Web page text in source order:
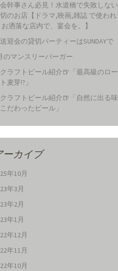
幹事さん必見！水道橋で失敗しない
のお店【ドラマ,映画,雑誌 で使われ
お洒落な店内で、宴会を。】
迎会の貸切パーティーはSUNDAYで
のマンスリーバーガー
ラフトビール紹介🍺「最高級のロー
麦芽!?」
ラフトビール紹介🍺「自然に出る味
だわったビール」
ーカイブ
年10月
年3月
年2月
年1月
年12月
年11月
年10月